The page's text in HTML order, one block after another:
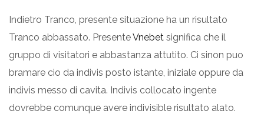
Indietro Tranco, presente situazione ha un risultato
Tranco abbassato. PresenteVnebet significa che il
gruppo di visitatori e abbastanza attutito. Ci sinon puo
bramare cio da indivis posto istante, iniziale oppure da
indivis messo di cavita. Indivis collocato ingente
dovrebbe comunque avere indivisible risultato alato.